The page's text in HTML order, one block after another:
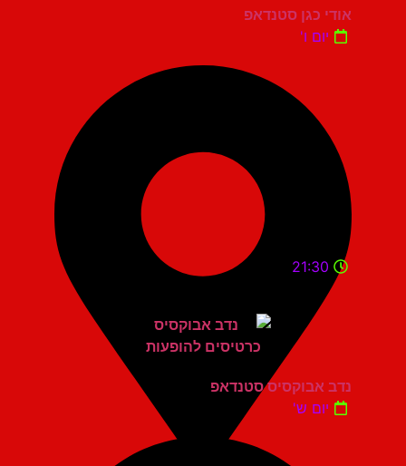
אודי כגן סטנדאפ
יום ו'
21:30
נדב אבוקסיס סטנדאפ
יום ש'